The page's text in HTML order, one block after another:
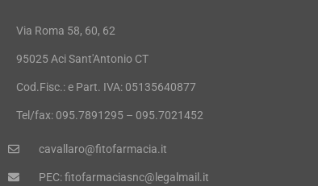
Via Roma 58, 60, 62
95025 Aci Sant'Antonio CT
Cod.Fisc.: e Part. IVA: 05135640877
Tel/fax: 095.7891295 – 095.7021452
cavallaro@fitofarmacia.it
PEC: fitofarmaciasnc@legalmail.it